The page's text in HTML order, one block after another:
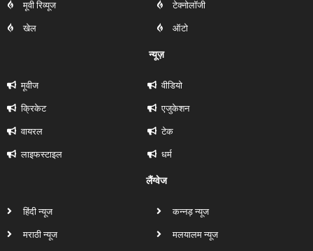
मूवी रिव्यूज
खेल
टेक्नोलॉजी
ऑटो
न्यूज़
मूवीज
क्रिकेट
वायरल
लाइफस्टाइल
वीडियो
एजुकेशन
टेक
धर्म
लैंग्वेज
हिंदी न्यूज
मराठी न्यूज
कन्नड़ न्यूज
मलयालम न्यूज